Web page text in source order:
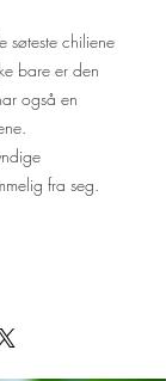
søteste chiliene
bare er den
også en
fra seg.